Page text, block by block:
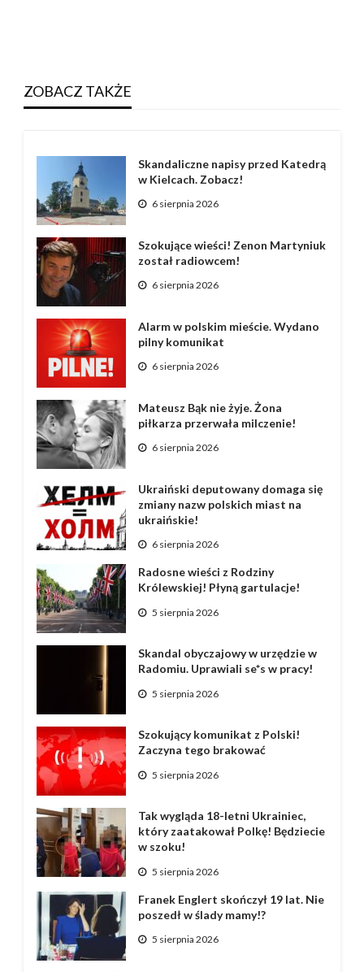
ZOBACZ TAKŻE
Skandaliczne napisy przed Katedrą
w Kielcach. Zobacz!
6 sierpnia 2026
Szokujące wieści! Zenon Martyniuk
został radiowcem!
6 sierpnia 2026
Alarm w polskim mieście. Wydano
pilny komunikat
6 sierpnia 2026
Mateusz Bąk nie żyje. Żona
piłkarza przerwała milczenie!
6 sierpnia 2026
Ukraiński deputowany domaga się
zmiany nazw polskich miast na
ukraińskie!
6 sierpnia 2026
Radosne wieści z Rodziny
Królewskiej! Płyną gartulacje!
5 sierpnia 2026
Skandal obyczajowy w urzędzie w
Radomiu. Uprawiali se*s w pracy!
5 sierpnia 2026
Szokujący komunikat z Polski!
Zaczyna tego brakować
5 sierpnia 2026
Tak wygląda 18-letni Ukrainiec,
który zaatakował Polkę! Będziecie
w szoku!
5 sierpnia 2026
Franek Englert skończył 19 lat. Nie
poszedł w ślady mamy!?
5 sierpnia 2026